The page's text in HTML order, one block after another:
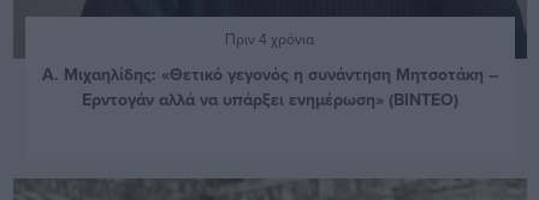
Πριν 4 χρόνια
Α. Μιχαηλίδης: «Θετικό γεγονός η συνάντηση Μητσοτάκη –
Ερντογάν αλλά να υπάρξει ενημέρωση» (ΒΙΝΤΕΟ)